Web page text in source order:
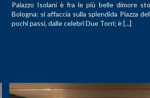
Palazzo Isolani è fra le più belle dimore
Bologna: si affaccia sulla splendida Piazza
pochi passi, dalle celebri Due Torri; è [...]